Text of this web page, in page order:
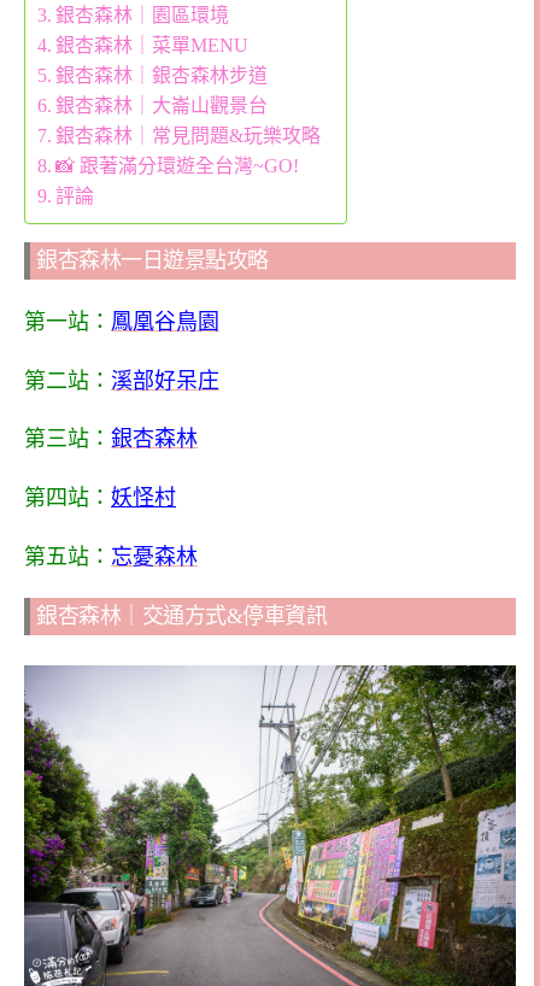
銀杏森林｜園區環境
銀杏森林｜菜單MENU
銀杏森林｜銀杏森林步道
銀杏森林｜大崙山觀景台
銀杏森林｜常見問題&玩樂攻略
📸 跟著滿分環遊全台灣~GO!
評論
銀杏森林一日遊景點攻略
第一站： 鳳凰谷鳥園
第二站： 溪部好呆庄
第三站： 銀杏森林
第四站： 妖怪村
第五站： 忘憂森林
銀杏森林｜交通方式&停車資訊